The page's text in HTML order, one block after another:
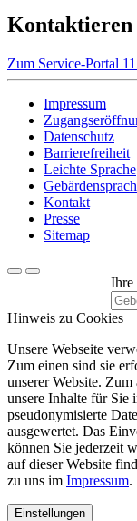
Kontaktieren
Zum Service-Portal
Impressum
Datenschutz
Barrierefreiheit
Leichte Sprache
Kontakt
Presse
Sitemap
Ihre
Hinweis zu Cookies
Unsere Webseite
Zum einen sind sie
unserer Website.
unsere Inhalte für Sie
pseudonymisierte
ausgewertet. Das
können Sie jederzeit
auf dieser Website
zu uns im Impressum.
Einstellungen